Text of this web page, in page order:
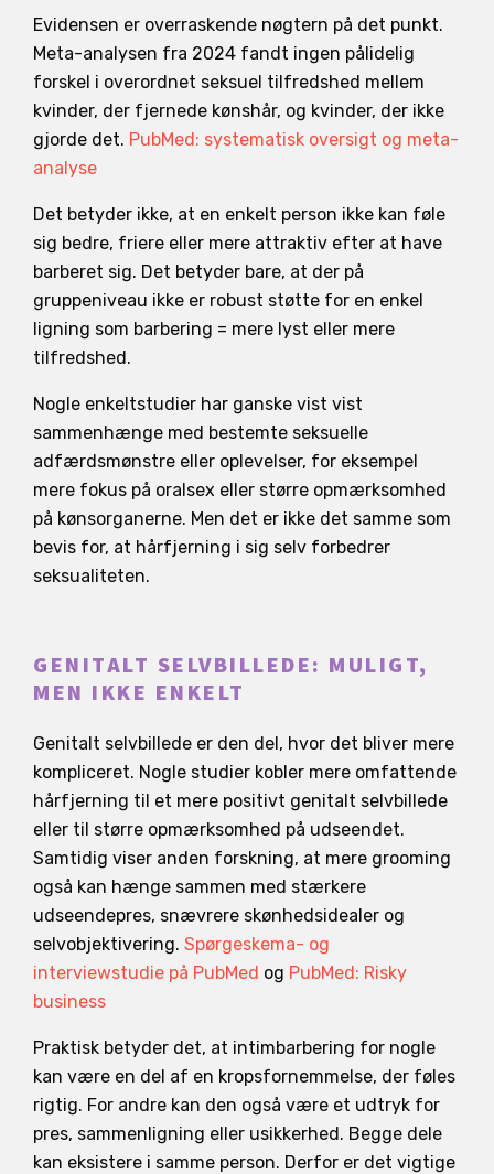
Evidensen er overraskende nøgtern på det punkt.
Meta-analysen fra 2024 fandt ingen pålidelig
forskel i overordnet seksuel tilfredshed mellem
kvinder, der fjernede kønshår, og kvinder, der ikke
gjorde det. PubMed: systematisk oversigt og meta-
analyse
Det betyder ikke, at en enkelt person ikke kan føle
sig bedre, friere eller mere attraktiv efter at have
barberet sig. Det betyder bare, at der på
gruppeniveau ikke er robust støtte for en enkel
ligning som barbering = mere lyst eller mere
tilfredshed.
Nogle enkeltstudier har ganske vist vist
sammenhænge med bestemte seksuelle
adfærdsmønstre eller oplevelser, for eksempel
mere fokus på oralsex eller større opmærksomhed
på kønsorganerne. Men det er ikke det samme som
bevis for, at hårfjerning i sig selv forbedrer
seksualiteten.
GENITALT SELVBILLEDE: MULIGT,
MEN IKKE ENKELT
Genitalt selvbillede er den del, hvor det bliver mere
kompliceret. Nogle studier kobler mere omfattende
hårfjerning til et mere positivt genitalt selvbillede
eller til større opmærksomhed på udseendet.
Samtidig viser anden forskning, at mere grooming
også kan hænge sammen med stærkere
udseendepres, snævrere skønhedsidealer og
selvobjektivering. Spørgeskema- og
interviewstudie på PubMed og PubMed: Risky
business
Praktisk betyder det, at intimbarbering for nogle
kan være en del af en kropsfornemmelse, der føles
rigtig. For andre kan den også være et udtryk for
pres, sammenligning eller usikkerhed. Begge dele
kan eksistere i samme person. Derfor er det vigtige